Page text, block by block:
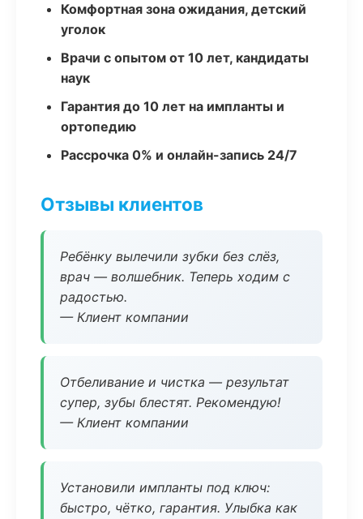
Комфортная зона ожидания, детский
уголок
Врачи с опытом от 10 лет, кандидаты
наук
Гарантия до 10 лет на импланты и
ортопедию
Рассрочка 0% и онлайн-запись 24/7
Отзывы клиентов
Ребёнку вылечили зубки без слёз,
врач — волшебник. Теперь ходим с
радостью.
— Клиент компании
Отбеливание и чистка — результат
супер, зубы блестят. Рекомендую!
— Клиент компании
Установили импланты под ключ:
быстро, чётко, гарантия. Улыбка как